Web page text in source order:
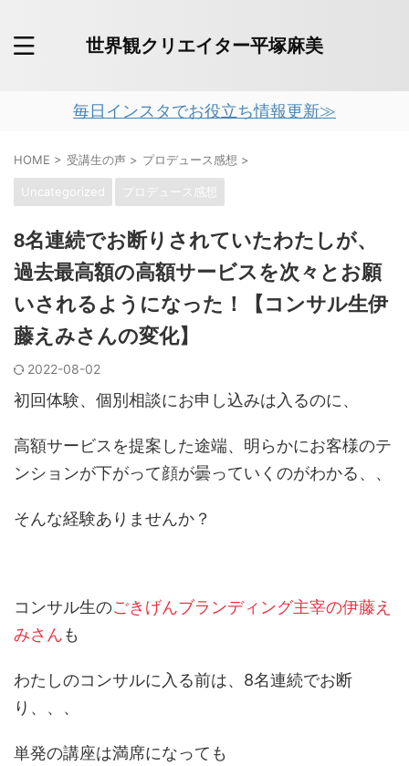
世界観クリエイター平塚麻美
毎日インスタでお役立ち情報更新≫
HOME > 受講生の声 > プロデュース感想 >
Uncategorized プロデュース感想
8名連続でお断りされていたわたしが、
過去最高額の高額サービスを次々とお願
いされるようになった！【コンサル生伊
藤えみさんの変化】
2022-08-02
初回体験、個別相談にお申し込みは入るのに、
高額サービスを提案した途端、明らかにお客様のテ
ンションが下がって顔が曇っていくのがわかる、、
そんな経験ありませんか？
コンサル生のごきげんブランディング主宰の伊藤え
みさんも
わたしのコンサルに入る前は、8名連続でお断
り、、、
単発の講座は満席になっても